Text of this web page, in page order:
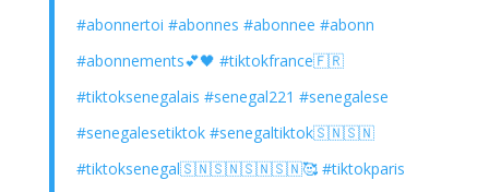
#abonnertoi #abonnes #abonnee #abonn
#abonnements💕🖤 #tiktokfrance🇫🇷
#tiktoksenegalais #senegal221 #senegalese
#senegalesetiktok #senegaltiktok🇸🇳🇸🇳
#tiktoksenegal🇸🇳🇸🇳🇸🇳🇸🇳🥰 #tiktokparis